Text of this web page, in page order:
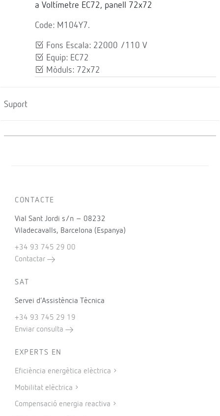
a Voltímetre EC72, panell 72x72
Code: M104Y7.
Fons Escala: 22000 /110 V
Equip: EC72
Mòduls: 72x72
Suport
CONTACTE
Vial Sant Jordi s/n – 08232
Viladecavalls, Barcelona (Espanya)
+34 93 745 29 00
Contactar
SAT
Servei d’Assistència Tècnica
+34 93 745 29 19
Enviar consulta
EXPERTS EN
Eficiència energètica elèctrica
Mobilitat elèctrica
Compensació energia reactiva